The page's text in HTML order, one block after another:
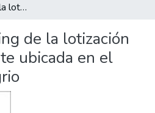
Plan de marketing de la lotización Flores de Oriente ubicada en el cantón Lago Agrio
de la lotización
ubicada en el